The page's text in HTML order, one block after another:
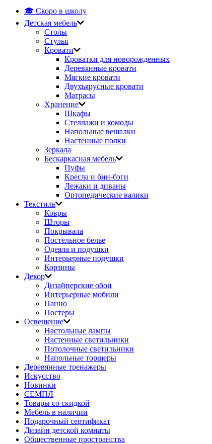
🎓 Скоро в школу
Детская мебель
Столы
Стулья
Кровати
Кроватки для новорожденных
Деревянные кровати
Мягкие кровати
Двухъярусные кровати
Матрасы
Хранение
Шкафы
Стеллажи и комоды
Напольные вешалки
Настенные полки
Зеркала
Бескаркасная мебель
Пуфы
Кресла и бин-бэги
Лежаки и диваны
Ортопедические валики
Текстиль
Ковры
Шторы
Покрывала
Постельное белье
Одеяла и подушки
Интерьерные подушки
Корзины
Декор
Дизайнерские обои
Интерьерные мобили
Панно
Постеры
Освещение
Настольные лампы
Настенные светильники
Потолочные светильники
Напольные торшеры
Деревянные тренажеры
Искусство
Новинки
СЕМПЛ
Товары со скидкой
Мебель в наличии
Подарочный сертификат
Дизайн детской комнаты
Общественные пространства